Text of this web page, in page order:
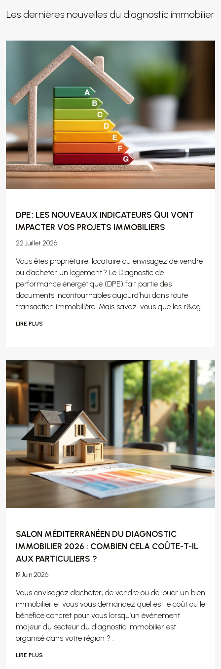
Les dernières nouvelles du diagnostic immobilier
DPE : LES NOUVEAUX INDICATEURS QUI VONT
IMPACTER VOS PROJETS IMMOBILIERS
22 Juillet 2026
Vous êtes propriétaire, locataire ou envisagez de vendre
ou d’acheter un logement ? Le Diagnostic de
performance énergétique (DPE) fait partie des
documents incontournables aujourd’hui dans toute
transaction immobilière. Mais savez-vous que les r&eg.
LIRE PLUS
SALON MÉDITERRANÉEN DU DIAGNOSTIC
IMMOBILIER 2026 : COMBIEN CELA COÛTE-T-IL
AUX PARTICULIERS ?
19 Juin 2026
Vous envisagez d’acheter, de vendre ou de louer un bien
immobilier et vous vous demandez quel est le coût ou le
bénéfice concret pour vous lorsqu’un événement
majeur du secteur du diagnostic immobilier est
organisé dans votre région ? .
LIRE PLUS